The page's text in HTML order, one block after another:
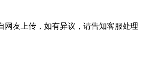
网友上传，如有异议，请告知客服处理